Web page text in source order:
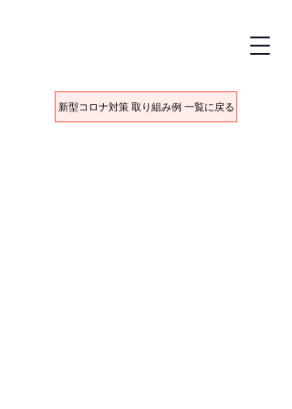
新型コロナ対策 取り組み例 一覧に戻る